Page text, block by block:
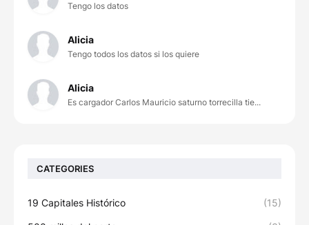
Tengo los datos
Alicia
Tengo todos los datos si los quiere
Alicia
Es cargador Carlos Mauricio saturno torrecilla tie...
CATEGORIES
19 Capitales Histórico (15)